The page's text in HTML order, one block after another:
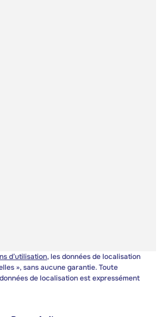
d’utilisation, les données de localisation
», sans aucune garantie. Toute
de localisation est expressément